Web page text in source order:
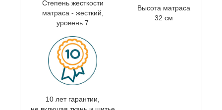
Степень жесткости
матраса - жесткий,
уровень 7
Высота матраса
32 см
10 лет гарантии,